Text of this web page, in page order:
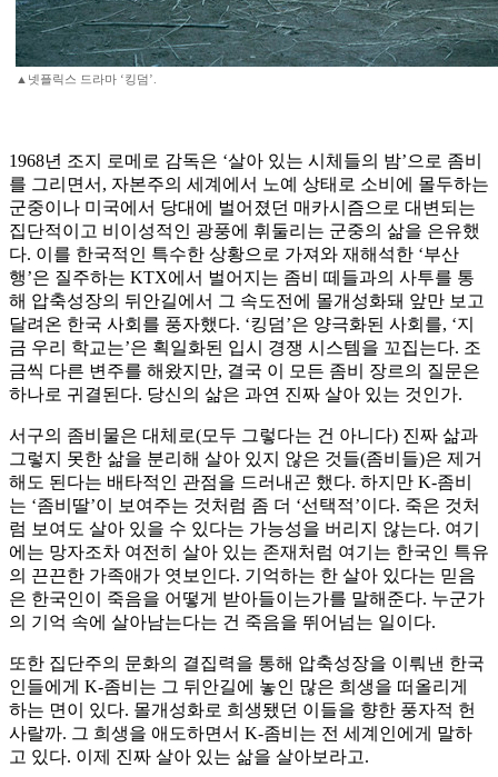
▲넷플릭스 드라마 ‘킹덤’.
1968년 조지 로메로 감독은 ‘살아 있는 시체들의 밤’으로 좀비
를 그리면서, 자본주의 세계에서 노예 상태로 소비에 몰두하는
군중이나 미국에서 당대에 벌어졌던 매카시즘으로 대변되는
집단적이고 비이성적인 광풍에 휘둘리는 군중의 삶을 은유했
다. 이를 한국적인 특수한 상황으로 가져와 재해석한 ‘부산
행’은 질주하는 KTX에서 벌어지는 좀비 떼들과의 사투를 통
해 압축성장의 뒤안길에서 그 속도전에 몰개성화돼 앞만 보고
달려온 한국 사회를 풍자했다. ‘킹덤’은 양극화된 사회를, ‘지
금 우리 학교는’은 획일화된 입시 경쟁 시스템을 꼬집는다. 조
금씩 다른 변주를 해왔지만, 결국 이 모든 좀비 장르의 질문은
하나로 귀결된다. 당신의 삶은 과연 진짜 살아 있는 것인가.
서구의 좀비물은 대체로(모두 그렇다는 건 아니다) 진짜 삶과
그렇지 못한 삶을 분리해 살아 있지 않은 것들(좀비들)은 제거
해도 된다는 배타적인 관점을 드러내곤 했다. 하지만 K-좀비
는 ‘좀비딸’이 보여주는 것처럼 좀 더 ‘선택적’이다. 죽은 것처
럼 보여도 살아 있을 수 있다는 가능성을 버리지 않는다. 여기
에는 망자조차 여전히 살아 있는 존재처럼 여기는 한국인 특유
의 끈끈한 가족애가 엿보인다. 기억하는 한 살아 있다는 믿음
은 한국인이 죽음을 어떻게 받아들이는가를 말해준다. 누군가
의 기억 속에 살아남는다는 건 죽음을 뛰어넘는 일이다.
또한 집단주의 문화의 결집력을 통해 압축성장을 이뤄낸 한국
인들에게 K-좀비는 그 뒤안길에 놓인 많은 희생을 떠올리게
하는 면이 있다. 몰개성화로 희생됐던 이들을 향한 풍자적 헌
사랄까. 그 희생을 애도하면서 K-좀비는 전 세계인에게 말하
고 있다. 이제 진짜 살아 있는 삶을 살아보라고.